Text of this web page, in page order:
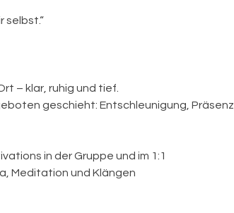
selbst.“
– klar, ruhig und tief.
geschieht: Entschleunigung, Präsenz,
in der Gruppe und im 1:1
Meditation und Klängen